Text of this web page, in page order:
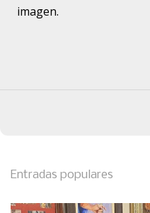
imagen.
Entradas populares